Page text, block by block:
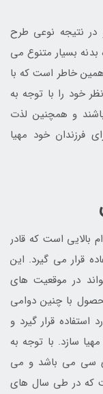
نتیجه نوعی طرح
بدنه بسیار متنوع می
خاطر است که با
خود را با توجه به
و همچنین لذت
فرزندان خود مهیا
بالایی است که قادر
قرار می گیرد. این
در موقعیت های
با چنین دوامی
استفاده قرار گیرد و
سازد. با توجه به
سی می باشد و می
است که در طی سال های